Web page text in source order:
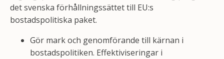
det svenska förhållningssättet till EU:s
bostadspolitiska paket.
Gör mark och genomförande till kärnan i
bostadspolitiken. Effektiviseringar i